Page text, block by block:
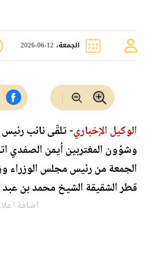
الجمعة، 12-06-2026
الوكيل الإخباري-‏تلقّى نائب رئيس
وشؤون المغتربين أيمن الصفدي
الجمعة من رئيس مجلس الوزراء
قطر الشقيقة الشيخ محمد بن عبد
اضافة